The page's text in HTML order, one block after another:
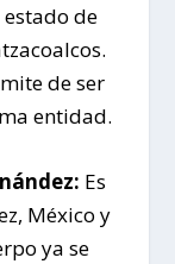
de
de ser
entidad.
Es
México y
ya se